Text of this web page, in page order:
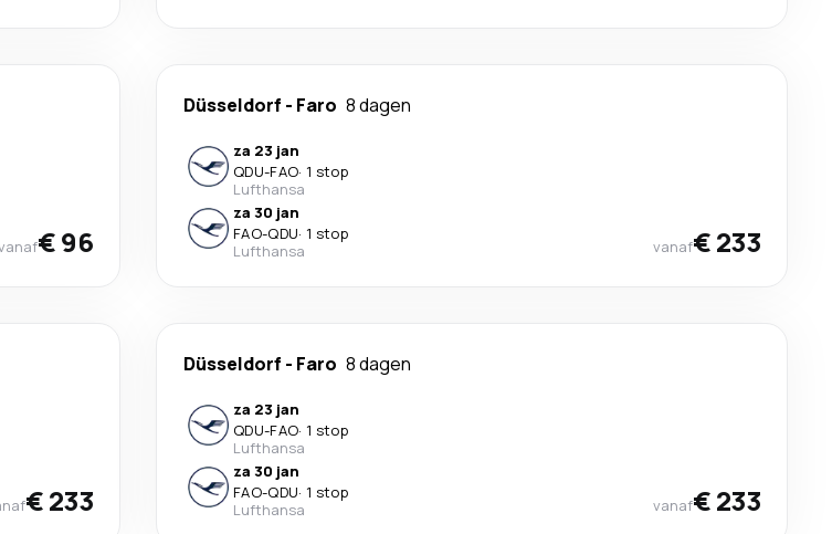
€ 96
Düsseldorf - Faro 8 dagen
za 23 jan
QDU-FAO· 1 stop
Lufthansa
za 30 jan
FAO-QDU· 1 stop
Lufthansa
vanaf€ 233
€ 233
Düsseldorf - Faro 8 dagen
za 23 jan
QDU-FAO· 1 stop
Lufthansa
za 30 jan
FAO-QDU· 1 stop
Lufthansa
vanaf€ 233